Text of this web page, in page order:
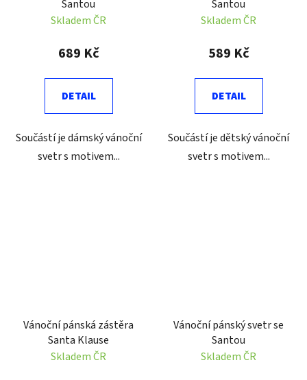
Santou
Skladem ČR
689 Kč
DETAIL
Součástí je dámský vánoční
svetr s motivem...
Santou
Skladem ČR
589 Kč
DETAIL
Součástí je dětský vánoční
svetr s motivem...
Vánoční pánská zástěra
Santa Klause
Skladem ČR
Vánoční pánský svetr se
Santou
Skladem ČR